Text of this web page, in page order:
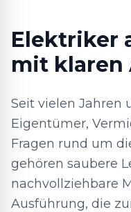
Elektriker
mit klaren
Seit vielen Jahren
Eigentümer,
Fragen rund um
gehören saubere
nachvollziehbare
Ausführung, die